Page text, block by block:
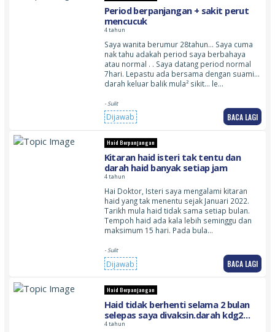
Period berpanjangan + sakit perut
mencucuk
4 tahun
Saya wanita berumur 28tahun… Saya cuma
nak tahu adakah period saya berbahaya
atau normal . . Saya datang period normal
7hari. Lepastu ada bersama dengan suami…
darah keluar balik mula² sikit… le…
- Sulit
Dijawab BACA LAGI
Haid Berpanjangan
Kitaran haid isteri tak tentu dan
darah haid banyak setiap jam
4 tahun
Hai Doktor, Isteri saya mengalami kitaran
haid yang tak menentu sejak Januari 2022.
Tarikh mula haid tidak sama setiap bulan.
Tempoh haid ada kala lebih seminggu dan
maksimum 15 hari. Pada bula…
- Sulit
Dijawab BACA LAGI
Haid Berpanjangan
Haid tidak berhenti selama 2 bulan
selepas saya divaksin.darah kdg2
sedikit kadang seperti dtg haih
4 tahun